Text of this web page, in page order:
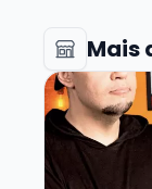
Mais
Veja mais